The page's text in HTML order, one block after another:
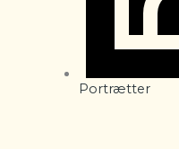
Portrætter